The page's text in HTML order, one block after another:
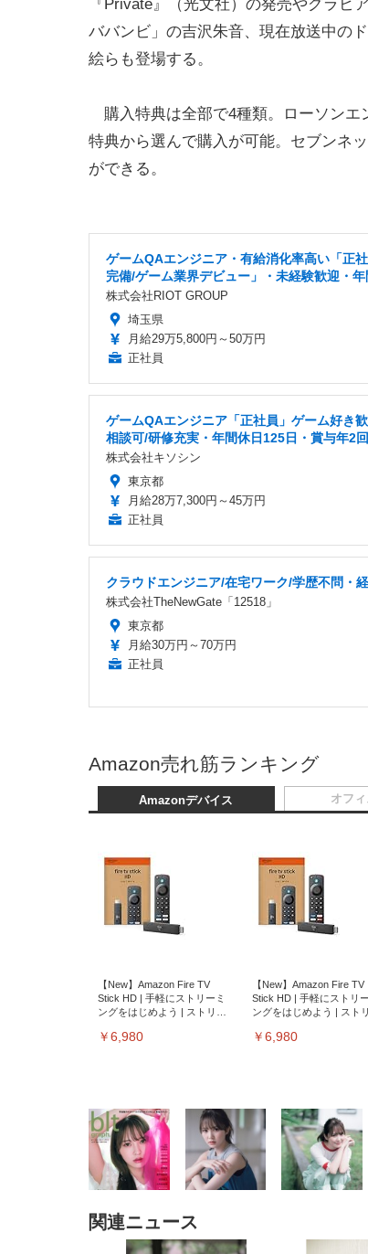
『Private』（光文社）の発売やグラ
ババンビ」の吉沢朱音、現在放送中の
絵らも登場する。
購入特典は全部で4種類。ローソンエ
特典から選んで購入が可能。セブンネ
ができる。
ゲームQAエンジニア・有給消化率高い「正
完備/ゲーム業界デビュー」・未経験歓迎・年
株式会社RIOT GROUP
埼玉県
月給29万5,800円～50万円
正社員
ゲームQAエンジニア「正社員」ゲーム好き
相談可/研修充実・年間休日125日・賞与年2
株式会社キソシン
東京都
月給28万7,300円～45万円
正社員
クラウドエンジニア/在宅ワーク/学歴不問・
株式会社TheNewGate「12518」
東京都
月給30万円～70万円
正社員
Amazon売れ筋ランキング
Amazonデバイス
【New】Amazon Fire TV
Stick HD | 手軽にストリーミ
ングをはじめよう | ストリー
￥6,980
【New】Amazon Fire TV
Stick HD | 手軽にストリ
ングをはじめよう | ストリ
￥6,980
オフ
EIZO ビジネス向けプレミア
EIZO ビジネス向けプレミ
関連ニュース